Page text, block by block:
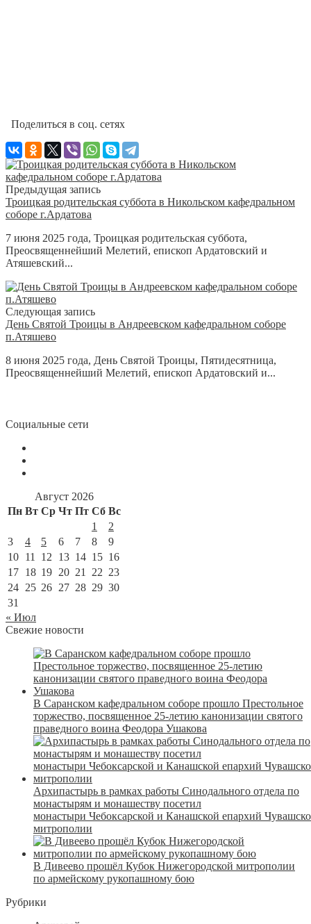
Поделиться в соц. сетях
Предыдущая запись
Троицкая родительская суббота в Никольском кафедральном
соборе г.Ардатова
7 июня 2025 года, Троицкая родительская суббота,
Преосвященнейший Мелетий, епископ Ардатовский и
Атяшевский...
Следующая запись
День Святой Троицы в Андреевском кафедральном соборе
п.Атяшево
8 июня 2025 года, День Святой Троицы, Пятидесятница,
Преосвященнейший Мелетий, епископ Ардатовский и...
Социальные сети
Август 2026
Пн Вт Ср Чт Пт Сб Вс
1
2
3
4 5 6 7 8
9
10 11 12 13 14 15 16
17 18 19 20 21 22 23
24 25 26 27 28 29 30
31
« Июл
Свежие новости
В Саранском кафедральном соборе прошло Престольное
торжество, посвященное 25-летию канонизации святого
праведного воина Феодора Ушакова
Архипастырь в рамках работы Синодального отдела по
монастырям и монашеству посетил
монастыри Чебоксарской и Канашской епархий
митрополии
В Дивеево прошёл Кубок Нижегородской митрополии
по армейскому рукопашному бою
Рубрики